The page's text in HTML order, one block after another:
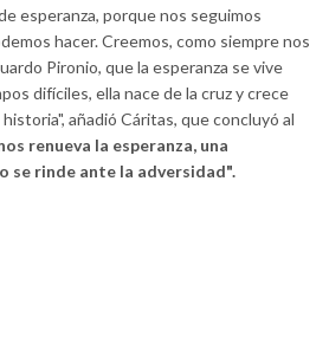
esperanza, porque nos seguimos
hacer. Creemos, como siempre nos
Pironio, que la esperanza se vive
difíciles, ella nace de la cruz y crece
añadió Cáritas, que concluyó al
renueva la esperanza, una
se rinde ante la adversidad".